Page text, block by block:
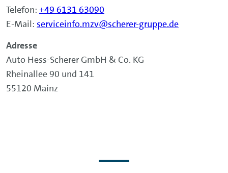
Telefon: +49 6131 63090
E-Mail: serviceinfo.mzv@scherer-gruppe.de
Adresse
Auto Hess-Scherer GmbH & Co. KG
Rheinallee 90 und 141
55120 Mainz